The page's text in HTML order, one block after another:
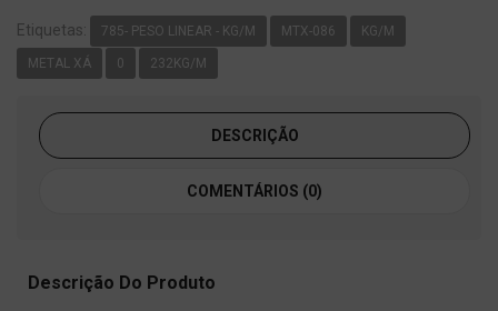
Etiquetas: 785- PESO LINEAR - KG/M MTX-086 KG/M
METAL XÁ 0 232KG/M
DESCRIÇÃO
COMENTÁRIOS (0)
Descrição Do Produto